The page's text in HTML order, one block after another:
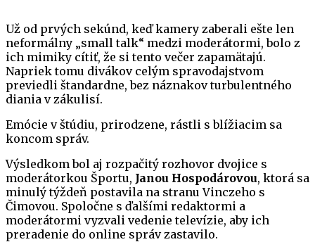
Už od prvých sekúnd, keď kamery zaberali ešte len
neformálny „small talk“ medzi moderátormi, bolo z
ich mimiky cítiť, že si tento večer zapamätajú.
Napriek tomu divákov celým spravodajstvom
previedli štandardne, bez náznakov turbulentného
diania v zákulisí.
Emócie v štúdiu, prirodzene, rástli s blížiacim sa
koncom správ.
Výsledkom bol aj rozpačitý rozhovor dvojice s
moderátorkou Športu, Janou Hospodárovou, ktorá sa
minulý týždeň postavila na stranu Vinczeho s
Čimovou. Spoločne s ďalšími redaktormi a
moderátormi vyzvali vedenie televízie, aby ich
preradenie do online správ zastavilo.